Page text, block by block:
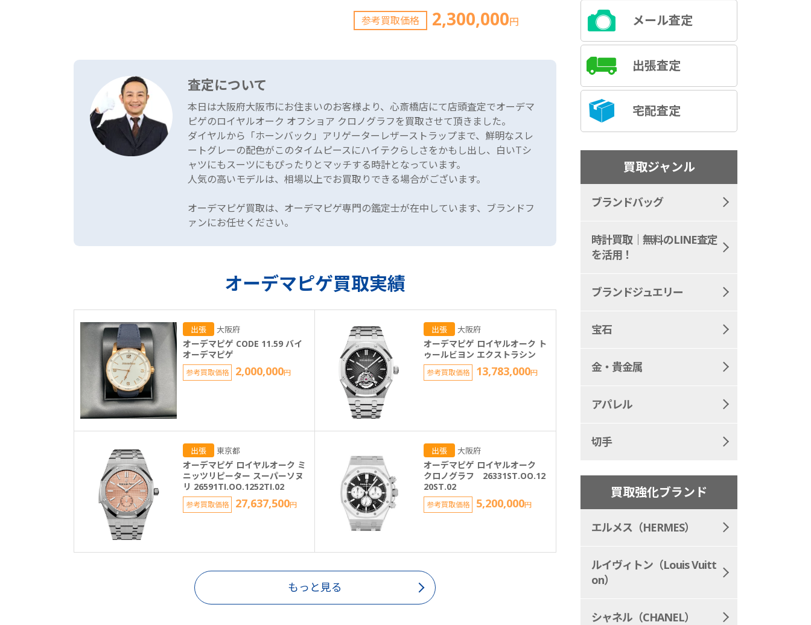
参考買取価格 2,300,000円
査定について
本日は大阪府大阪市にお住まいのお客様より、心斎橋店にて店頭査定でオーデマ
ピゲのロイヤルオーク オフショア クロノグラフを買取させて頂きました。
ダイヤルから「ホーンバック」アリゲーターレザーストラップまで、鮮明なスレ
ートグレーの配色がこのタイムピースにハイテクらしさをかもし出し、白いTシ
ャツにもスーツにもぴったりとマッチする時計となっています。
人気の高いモデルは、相場以上でお買取りできる場合がございます。
オーデマピゲ買取は、オーデマピゲ専門の鑑定士が在中しています、ブランドフ
ァンにお任せください。
オーデマピゲ買取実績
出張 大阪府
オーデマピゲ CODE 11.59 バイ
オーデマピゲ
参考買取価格 2,000,000円
出張 大阪府
オーデマピゲ ロイヤルオーク ト
ゥールビヨン エクストラシン
参考買取価格 13,783,000円
出張 東京都
オーデマピゲ ロイヤルオーク ミ
ニッツリピーター スーパーソヌ
リ 26591TI.OO.1252TI.02
参考買取価格 27,637,500円
出張 大阪府
オーデマピゲ ロイヤルオーク
クロノグラフ 26331ST.OO.12
20ST.02
参考買取価格 5,200,000円
もっと見る
メール査定
出張査定
宅配査定
買取ジャンル
ブランドバッグ
時計買取｜無料のLINE査定
を活用！
ブランドジュエリー
宝石
金・貴金属
アパレル
切手
買取強化ブランド
エルメス（HERMES）
ルイヴィトン（Louis Vuitt
on）
シャネル（CHANEL）